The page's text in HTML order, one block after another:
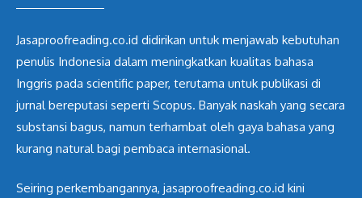
Jasaproofreading.co.id didirikan untuk menjawab kebutuhan
penulis Indonesia dalam meningkatkan kualitas bahasa
Inggris pada scientific paper, terutama untuk publikasi di
jurnal bereputasi seperti Scopus. Banyak naskah yang secara
substansi bagus, namun terhambat oleh gaya bahasa yang
kurang natural bagi pembaca internasional.
Seiring perkembangannya, jasaproofreading.co.id kini